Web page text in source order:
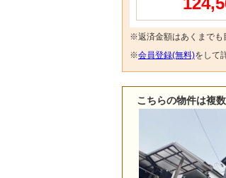
※返済金額はあくまでも
※会員登録(無料)をして
こちらの物件は複